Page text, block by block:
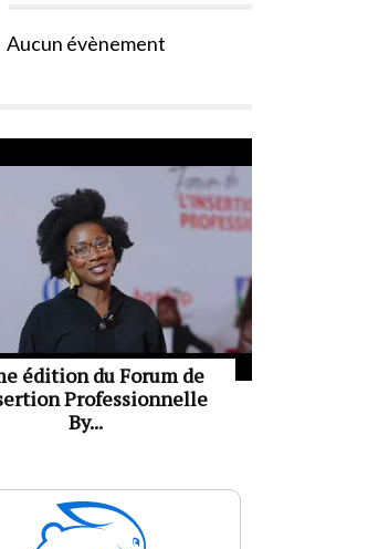
Aucun évènement
édition du Forum de
Professionnelle
By...